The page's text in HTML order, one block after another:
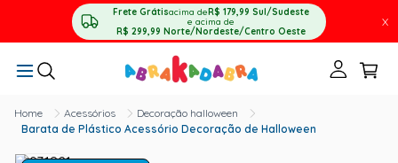
Frete Grátisacima deR$ 179,99 Sul/Sudeste
e acima de
R$ 299,99 Norte/Nordeste/Centro Oeste
X
Acessórios
Decoração halloween
Barata de Plástico Acessório Decoração de Halloween